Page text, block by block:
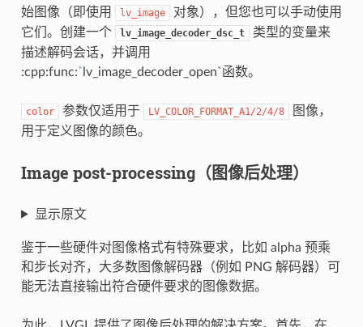
始图像（即使用
lv_image
对象），但您也可以手动使用
它们。创建一个
lv_image_decoder_dsc_t
类型的变量来
描述解码会话，并调用
:cpp:func:` lv_image_decoder_open`函数。
color 参数仅适用于 LV_COLOR_FORMAT_A1/2/4/8
图像，
用于定义图像的颜色。
Image post-processing（图像后处理）
显示原文
鉴于一些硬件对图像格式有特殊要求，比如 alpha 预乘
和步长对齐，大多数图像解码器（例如 PNG 解码器）可
能无法直接输出符合硬件要求的图像数据。